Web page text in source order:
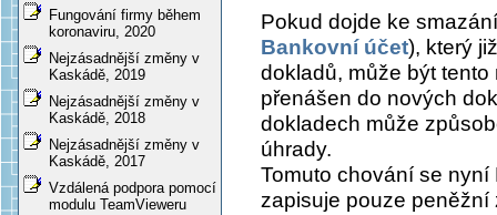
Fungování firmy během
koronaviru, 2020
Nejzásadnější změny v
Kaskádě, 2019
Nejzásadnější změny v
Kaskádě, 2018
Nejzásadnější změny v
Kaskádě, 2017
Vzdálená podpora pomocí
modulu TeamVieweru
Pokud dojde ke
Bankovní účet), který
dokladů, může být
přenášen do nových
dokladech může
úhrady.
Tomuto chování se
zapisuje pouze